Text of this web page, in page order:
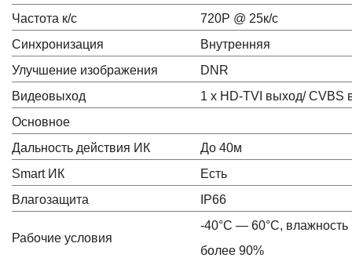
Частота к/с
720Р @ 25к/с
Синхронизация
Внутренняя
Улучшение изображения
DNR
Видеовыход
1 x HD-TVI выход/ CVBS
Основное
Дальность действия ИК
До 40м
Smart ИК
Есть
Влагозащита
IP66
Рабочие условия
-40°С — 60°С, влажность
более 90%